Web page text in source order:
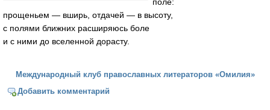
прощеньем — вширь, отдачей — в высоту,
с полями ближних расширяюсь боле
и с ними до вселенной дорасту.
Международный клуб православных литераторов «Омилия»
Добавить комментарий